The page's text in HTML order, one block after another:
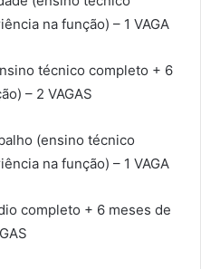
na função) – 1 VAGA
técnico completo + 6
– 2 VAGAS
(ensino técnico
na função) – 1 VAGA
completo + 6 meses de